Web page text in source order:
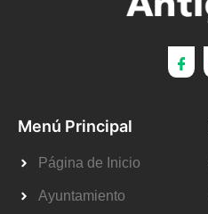
Menú Principal
Página de Inicio
Ayuntamiento